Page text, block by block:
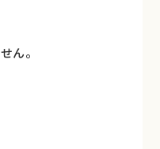
ん。